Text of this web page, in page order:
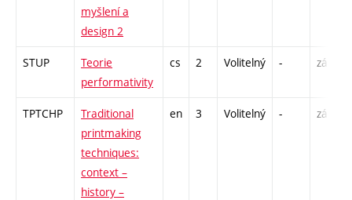
myšlení a
design 2
STUP
Teorie
performativity
cs 2 Volitelný - zá
TPTCHP
Traditional
printmaking
techniques:
context –
history –
en 3 Volitelný - zá